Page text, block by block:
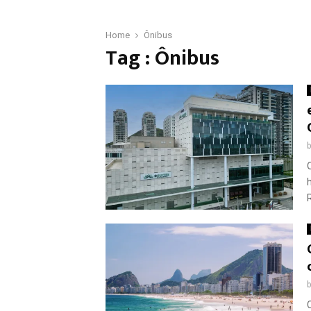
Home Ônibus
Tag : Ônibus